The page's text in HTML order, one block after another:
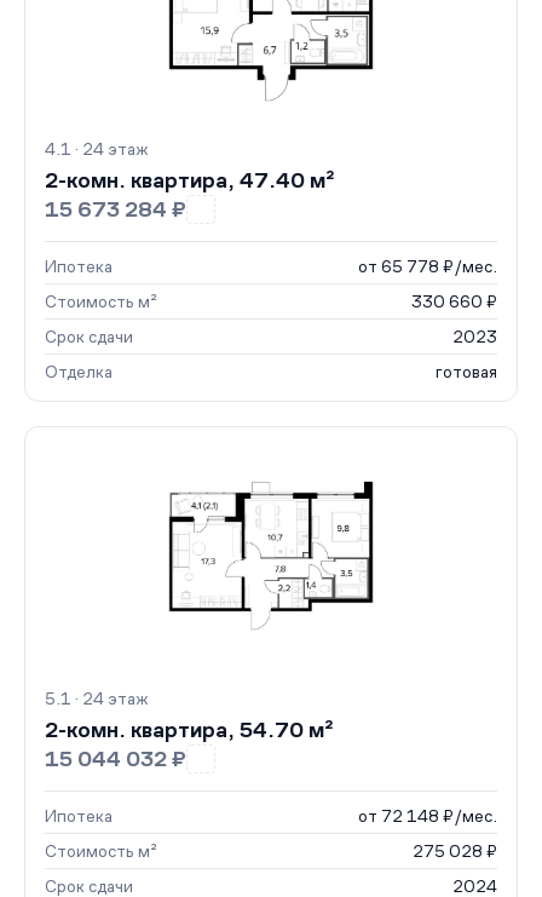
4.1 · 24 этаж
2-комн. квартира, 47.40 м²
15 673 284 ₽
Ипотека
от 65 778 ₽/мес.
Стоимость м²
330 660 ₽
Срок сдачи
2023
Отделка
готовая
5.1 · 24 этаж
2-комн. квартира, 54.70 м²
15 044 032 ₽
Ипотека
от 72 148 ₽/мес.
Стоимость м²
275 028 ₽
Срок сдачи
2024